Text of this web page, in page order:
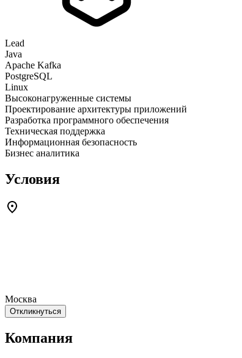
Lead
Java
Apache Kafka
PostgreSQL
Linux
Высоконагруженные системы
Проектирование архитектуры приложений
Разработка программного обеспечения
Техническая поддержка
Информационная безопасность
Бизнес аналитика
Условия
Москва
Откликнуться
Компания